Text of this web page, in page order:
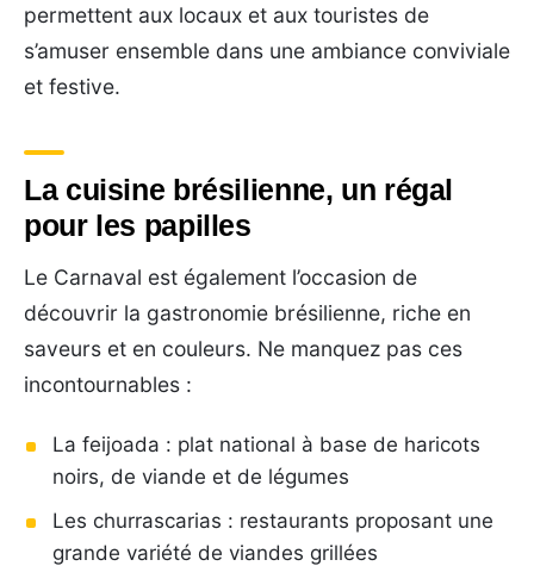
permettent aux locaux et aux touristes de
s’amuser ensemble dans une ambiance conviviale
et festive.
La cuisine brésilienne, un régal
pour les papilles
Le Carnaval est également l’occasion de
découvrir la gastronomie brésilienne, riche en
saveurs et en couleurs. Ne manquez pas ces
incontournables :
La feijoada : plat national à base de haricots
noirs, de viande et de légumes
Les churrascarias : restaurants proposant une
grande variété de viandes grillées